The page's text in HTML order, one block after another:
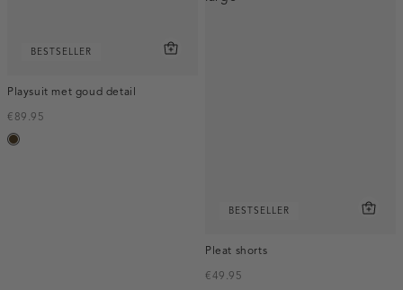
BESTSELLER
Playsuit met goud detail
€89.95
toffee
BESTSELLER
Pleat shorts
€49.95